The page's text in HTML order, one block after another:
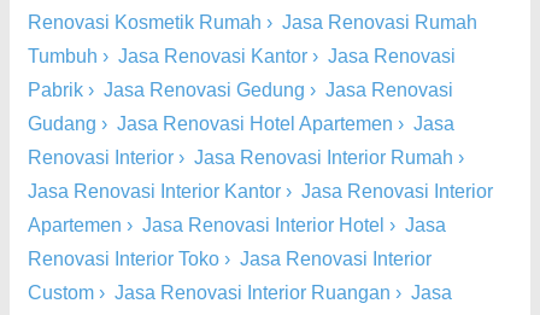
Renovasi Kosmetik Rumah › Jasa Renovasi Rumah
Tumbuh › Jasa Renovasi Kantor › Jasa Renovasi
Pabrik › Jasa Renovasi Gedung › Jasa Renovasi
Gudang › Jasa Renovasi Hotel Apartemen › Jasa
Renovasi Interior › Jasa Renovasi Interior Rumah ›
Jasa Renovasi Interior Kantor › Jasa Renovasi Interior
Apartemen › Jasa Renovasi Interior Hotel › Jasa
Renovasi Interior Toko › Jasa Renovasi Interior
Custom › Jasa Renovasi Interior Ruangan › Jasa